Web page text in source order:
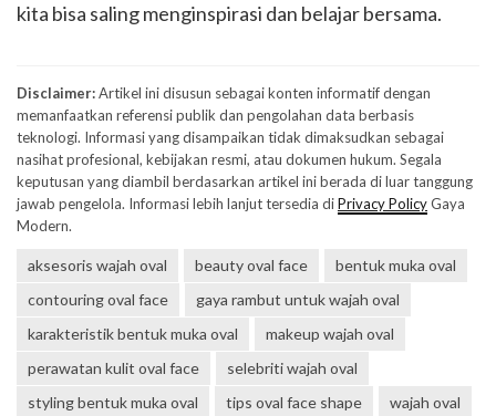
kita bisa saling menginspirasi dan belajar bersama.
Disclaimer:Artikel ini disusun sebagai konten informatif dengan
memanfaatkan referensi publik dan pengolahan data berbasis
teknologi. Informasi yang disampaikan tidak dimaksudkan sebagai
nasihat profesional, kebijakan resmi, atau dokumen hukum. Segala
keputusan yang diambil berdasarkan artikel ini berada di luar tanggung
jawab pengelola. Informasi lebih lanjut tersedia diPrivacy PolicyGaya
Modern.
aksesoris wajah oval beauty oval face
bentuk muka oval
contouring oval face
gaya rambut untuk wajah oval
karakteristik bentuk muka oval
makeup wajah oval
perawatan kulit oval face
selebriti wajah oval
styling bentuk muka oval
tips oval face shape wajah oval